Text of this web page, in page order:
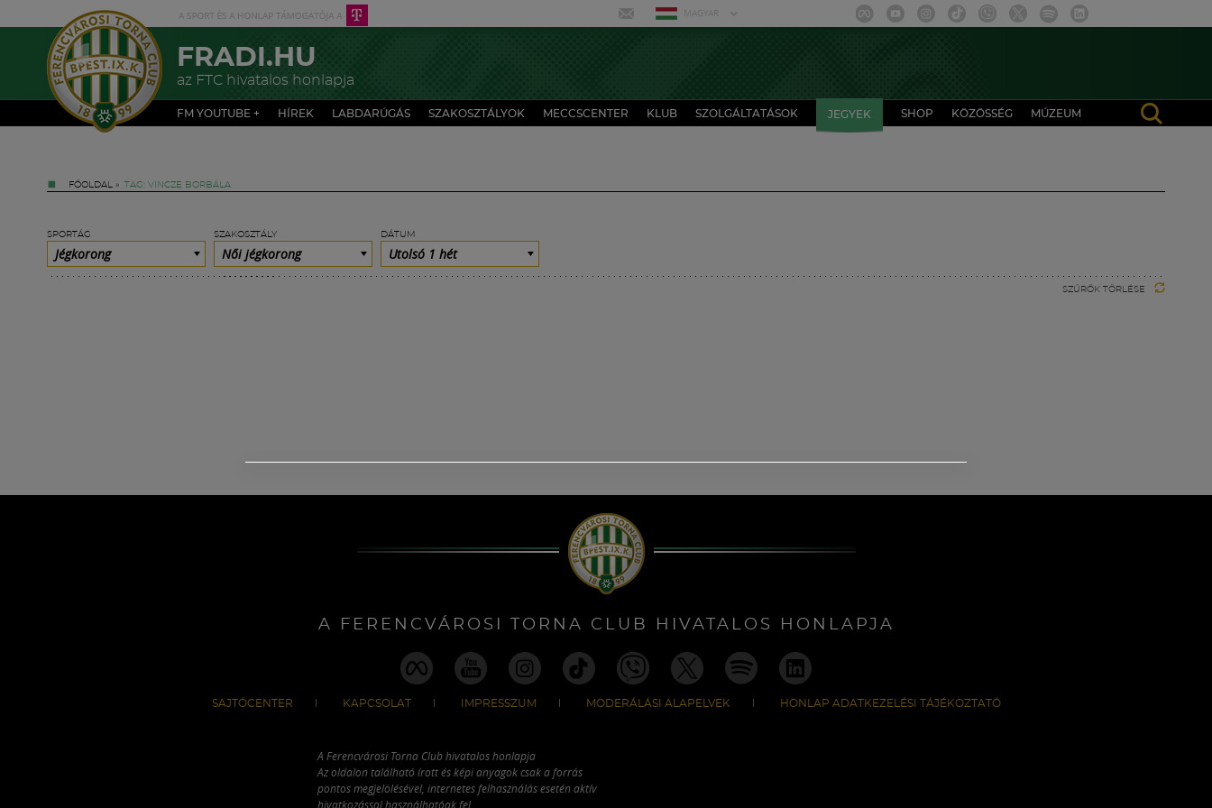
MAGYAR
FRADI.HU
az FTC hivatalos honlapja
FM YOUTUBE + HÍREK LABDARÚGÁS SZAKOSZTÁLYOK MECCSCENTER KLUB SZOLGÁLTATÁSOK JEGYEK SHOP KÖZÖSSÉG MÚZEUM
FŐOLDAL » TAG: VINCZE BORBÁLA
SPORTÁG
Jégkorong
SZAKOSZTÁLY
Női jégkorong
DÁTUM
Utolsó 1 hét
SZŰRŐK TÖRLÉSE
A FERENCVÁROSI TORNA CLUB HIVATALOS HONLAPJA
SAJTÓCENTER KAPCSOLAT IMPRESSZUM MODERÁLÁSI ALAPELVEK HONLAP ADATKEZELÉSI TÁJÉKOZTATÓ
A Ferencvárosi Torna Club hivatalos honlapja
Az oldalon található írott és képi anyagok csak a forrás
pontos megjelölésével, internetes felhasználás esetén aktív
hivatkozással használhatóak fel.